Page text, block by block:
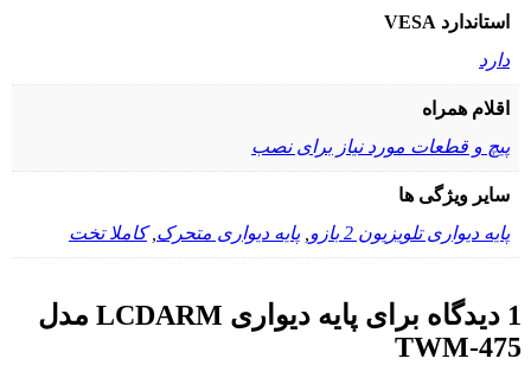
استاندارد VESA
دارد
اقلام همراه
پیچ و قطعات مورد نیاز برای نصب
سایر ویژگی ها
پایه دیواری تلویزیون 2 بازو
,پایه دیواری متحرک ,کاملا تخت
1 دیدگاه برای
پایه دیواری LCDARM مدل
TWM-475